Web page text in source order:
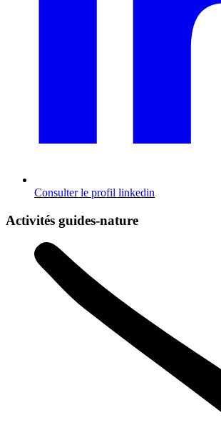
Consulter le profil linkedin
Activités guides-nature